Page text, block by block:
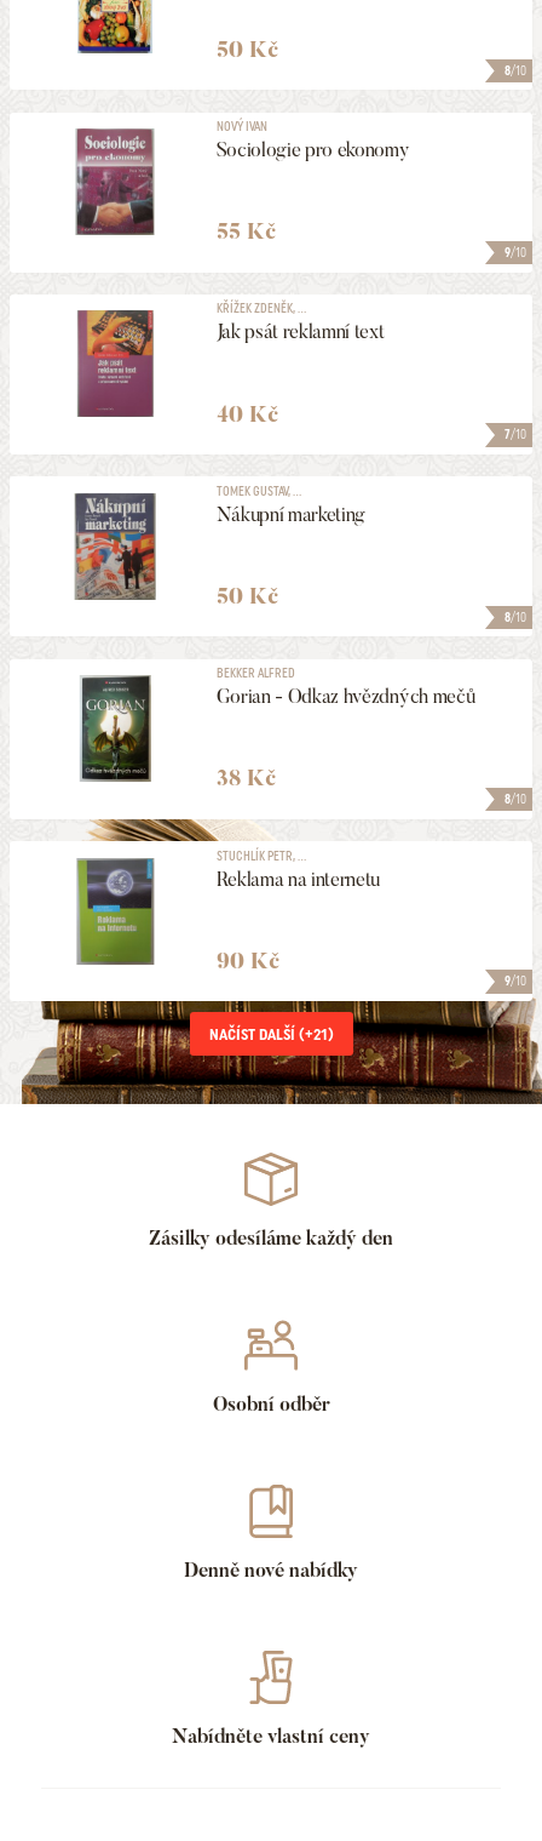
8/10
50 Kč
9/10
NOVÝ IVAN
Sociologie pro ekonomy
55 Kč
7/10
KŘÍŽEK ZDENĚK, ...
Jak psát reklamní text
40 Kč
8/10
TOMEK GUSTAV, ...
Nákupní marketing
50 Kč
8/10
BEKKER ALFRED
Gorian - Odkaz hvězdných mečů
38 Kč
9/10
STUCHLÍK PETR, ...
Reklama na internetu
90 Kč
NAČÍST DALŠÍ (+21)
Zásilky odesíláme každý den
Osobní odběr
Denně nové nabídky
Nabídněte vlastní ceny